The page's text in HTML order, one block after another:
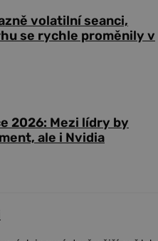
volatilní seanci,
se rychle proměnily v
2026: Mezi lídry by
ale i Nvidia